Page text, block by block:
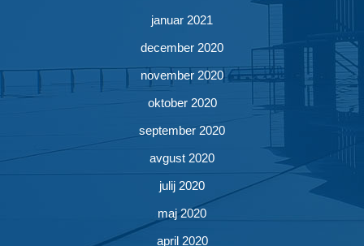
januar 2021
december 2020
november 2020
oktober 2020
september 2020
avgust 2020
julij 2020
maj 2020
april 2020